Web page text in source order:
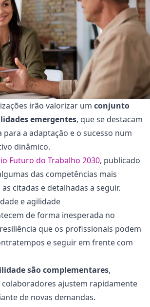
irão valorizar um conjunto
emergentes, que se destacam
para a adaptação e o sucesso num
dinâmico.
Futuro do Trabalho 2030, publicado
das competências mais
citadas e detalhadas a seguir.
e agilidade
de forma inesperada no
que os profissionais podem
e seguir em frente com
são complementares,
ajustem rapidamente
de novas demandas.